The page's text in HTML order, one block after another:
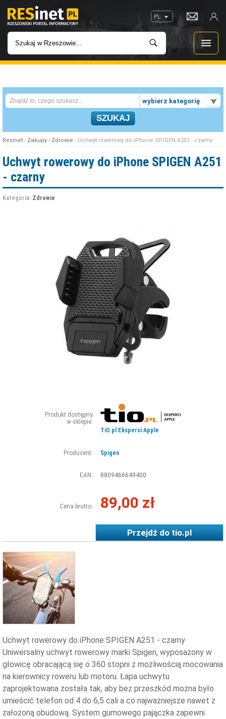
PL
INWESTYCJE
IMPREZY
ROZRYWKA
W KINACH
W RZESZOWIE
wybierz kategorię
Resinet › Zakupy › Zdrowie › Uchwyt rowerowy do iPhone SPIGEN A251 - czarny
Uchwyt rowerowy do iPhone SPIGEN A251
- czarny
Kategoria: Zdrowie
Produkt dostępny
w sklepie:
TiO.pl Eksperci Apple
Producent: Spigen
EAN: 8809466649400
Cena brutto: 89,00 zł
Przejdź dotio.pl
Uchwyt rowerowy do iPhone SPIGEN A251 - czarny
Uniwersalny uchwyt rowerowy marki Spigen, wyposażony w
głowicę obracającą się o 360 stopni z możliwością mocowania
na kierownicy roweru lub motoru. Łapa uchwytu
zaprojektowana została tak, aby bez przeszkód można było
umieścić telefon od 4 do 6,5 cali a co najważniejsze nawet z
założoną obudową. System gumowego pajączka zapewni